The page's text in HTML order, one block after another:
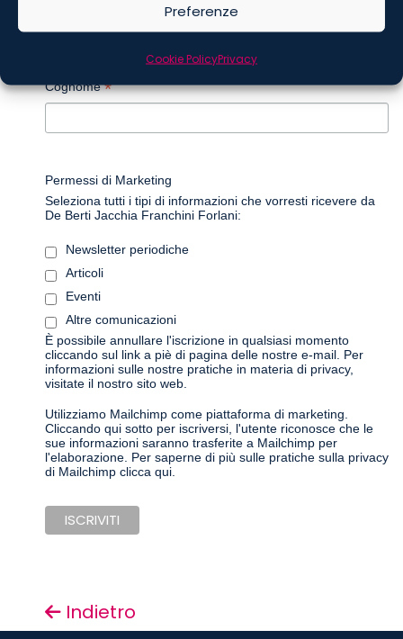
Preferenze
Cookie PolicyPrivacy
Cognome*
Permessi di Marketing
Seleziona tutti i tipi di informazioni che vorresti ricevere da
De Berti Jacchia Franchini Forlani:
Newsletter periodiche
Articoli
Eventi
Altre comunicazioni
È possibile annullare l'iscrizione in qualsiasi momento
cliccando sul link a piè di pagina delle nostre e-mail. Per
informazioni sulle nostre pratiche in materia di privacy,
visitate il nostro sito web.
Utilizziamo Mailchimp come piattaforma di marketing.
Cliccando qui sotto per iscriversi, l'utente riconosce che le
sue informazioni saranno trasferite a Mailchimp per
l'elaborazione. Per saperne di più sulle pratiche sulla privacy
di Mailchimp clicca qui.
Indietro